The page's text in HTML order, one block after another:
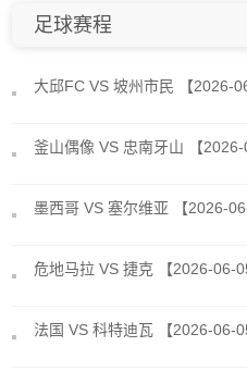
足球赛程
大邱FC VS 坡州市民 【2026-
釜山偶像 VS 忠南牙山 【2026-
墨西哥 VS 塞尔维亚 【2026-
危地马拉 VS 捷克 【2026-06-
法国 VS 科特迪瓦 【2026-06-